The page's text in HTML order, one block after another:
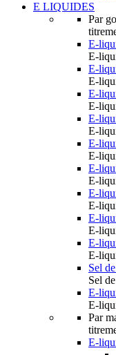
E LIQUIDES
Par
E-
E-
E-
E-
E-
E-
E-
E-
E-
E-
E-
E-
E-
E-
E-
E-
E-
E-
Sel
Sel
E-
E-
Par
E-